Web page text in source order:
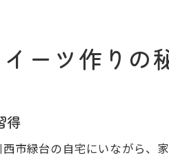
ーツ作りの
得
市緑台の自宅にいながら、